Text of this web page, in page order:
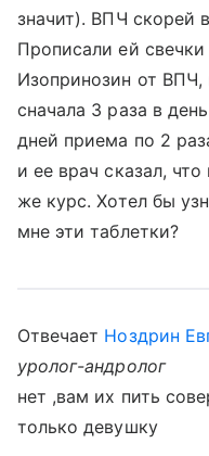
значит). ВПЧ скорей
Прописали ей
Изопринозин от ВПЧ,
сначала 3 раза в
дней приема по 2
и ее врач сказал,
же курс. Хотел бы
мне эти таблетки?
Отвечает Ноздрин
уролог-андролог
нет ,вам их пить
только девушку